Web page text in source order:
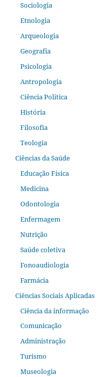
Sociologia
Etnologia
Arqueologia
Geografia
Psicologia
Antropologia
Ciência Política
História
Filosofia
Teologia
Ciências da Saúde
Educação Física
Medicina
Odontologia
Enfermagem
Nutrição
Saúde coletiva
Fonoaudiologia
Farmácia
Ciências Sociais Aplicadas
Ciência da informação
Comunicação
Administração
Turismo
Museologia